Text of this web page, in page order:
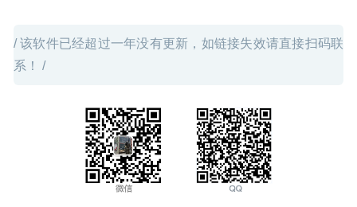
/ 该软件已经超过一年没有更新，如链接失效请直接扫码联
系！ /